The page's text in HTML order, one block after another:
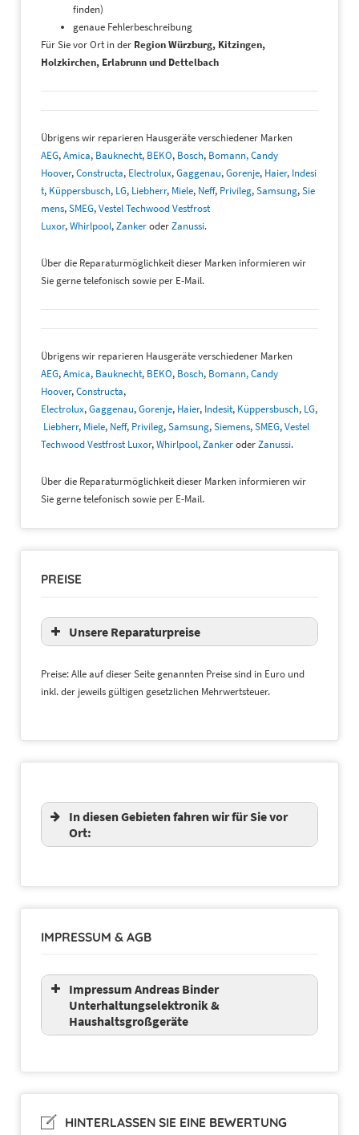
finden)
genaue Fehlerbeschreibung
Für Sie vor Ort in der Region Würzburg, Kitzingen,
Holzkirchen, Erlabrunn und Dettelbach
Übrigens wir reparieren Hausgeräte verschiedener Marken
AEG,Amica, Bauknecht, BEKO, Bosch, Bomann,Candy
Hoover,Constructa, Electrolux,Gaggenau,Gorenje, Haier, Indesi
t, Küppersbusch, LG, Liebherr, Miele, Neff, Privileg,Samsung,Sie
mens,SMEG,Vestel Techwood Vestfrost
Luxor,Whirlpool,ZankeroderZanussi.
Über die Reparaturmöglichkeit dieser Marken informieren wir
Sie gerne telefonisch sowie per E-Mail.
Übrigens wir reparieren Hausgeräte verschiedener Marken
AEG,Amica, Bauknecht, BEKO, Bosch, Bomann,Candy
Hoover,Constructa,
Electrolux,Gaggenau,Gorenje, Haier, Indesit, Küppersbusch, LG,
Liebherr, Miele, Neff, Privileg,Samsung,Siemens,SMEG,Vestel
Techwood Vestfrost Luxor,Whirlpool,ZankeroderZanussi.
Über die Reparaturmöglichkeit dieser Marken informieren wir
Sie gerne telefonisch sowie per E-Mail.
PREISE
Unsere Reparaturpreise
Preise: Alle auf dieser Seite genannten Preise sind in Euro und
inkl. der jeweils gültigen gesetzlichen Mehrwertsteuer.
In diesen Gebieten fahren wir für Sie vor
Ort:
IMPRESSUM & AGB
Impressum Andreas Binder
Unterhaltungselektronik &
Haushaltsgroßgeräte
HINTERLASSEN SIE EINE BEWERTUNG